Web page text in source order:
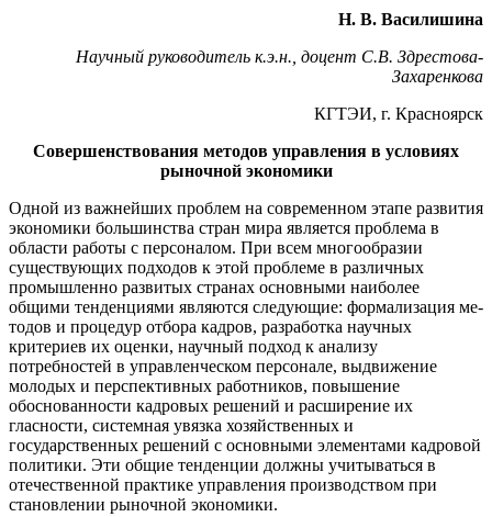
Н. В. Василишина
Научный руководитель к.э.н., доцент С.В. Здрестова-
Захаренкова
КГТЭИ, г. Красноярск
Совершенствования методов управления в условиях
рыночной экономики
Одной из важнейших проблем на современном этапе развития
экономики большинства стран мира является проблема в
области работы с персоналом. При всем многообразии
существующих подходов к этой проблеме в различных
промышленно развитых странах основными наиболее
общими тенденциями являются следующие: формализация ме­
тодов и процедур отбора кадров, разработка научных
критериев их оценки, научный подход к анализу
потребностей в управленческом персонале, выдвижение
молодых и перспективных работников, повыше­ние
обоснованности кадровых решений и расширение их
гласности, системная увязка хозяйственных и
государственных решений с основ­ными элементами кадровой
политики. Эти общие тенденции должны учитываться в
отечественной практике управления производством при
становлении рыночной экономики.